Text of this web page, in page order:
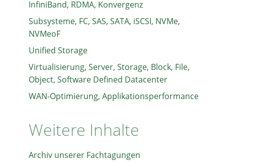
InfiniBand, RDMA, Konvergenz
Subsysteme, FC, SAS, SATA, iSCSI, NVMe,
NVMeoF
Unified Storage
Virtualisierung, Server, Storage, Block, File,
Object, Software Defined Datacenter
WAN-Optimierung, Applikationsperformance
Weitere Inhalte
Archiv unserer Fachtagungen